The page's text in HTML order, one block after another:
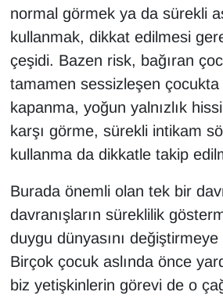
normal görmek ya da sürekli
kullanmak, dikkat edilmesi
çeşidi. Bazen risk, bağıran
tamamen sessizleşen
kapanma, yoğun yalnızlık
karşı görme, sürekli intikam
kullanma da dikkatle takip
Burada önemli olan tek bir
davranışların süreklilik
duygu dünyasını değiştirmeye
Birçok çocuk aslında önce
biz yetişkinlerin görevi de o